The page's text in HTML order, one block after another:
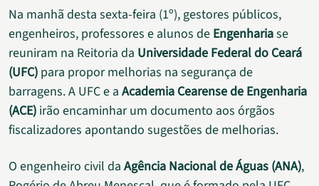
Na manhã desta sexta-feira (1º), gestores públicos,
engenheiros, professores e alunos de Engenhariase
reuniram na Reitoria da Universidade Federal do Ceará
(UFC) para propor melhorias na segurança de
barragens. A UFC e a Academia Cearense de Engenharia
(ACE) irão encaminhar um documento aos órgãos
fiscalizadores apontando sugestões de melhorias.
O engenheiro civil da Agência Nacional de Águas (ANA),